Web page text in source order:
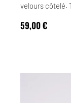
velours côtelé.
59,00€